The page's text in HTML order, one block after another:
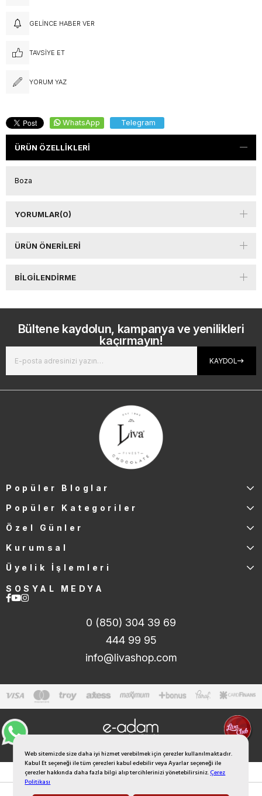
Web sitemizde size daha iyi hizmet verebilmek için çerezler kullanılmaktadır.
Kabul Et seçeneği ile tüm çerezleri kabul edebilir veya Ayarlar seçeneği ile
çerezler hakkında daha fazla bilgi alıp tercihlerinizi yönetebilirsiniz.Çerez
Politikası
GELINCE HABER VER
TAVSIYE ET
YORUM YAZ
WhatsApp Telegram
ÜRÜN ÖZELLIKLERI
Boza
YORUMLAR(0)
ÜRÜN ÖNERILERI
BILGILENDIRME
Bültene kaydolun, kampanya ve yenilikleri
kaçırmayın!
KAYDOL
Popüler Bloglar
Popüler Kategoriler
Özel Günler
Kurumsal
Üyelik İşlemleri
SOSYAL MEDYA
0 (850) 304 39 69
444 99 95
info@livashop.com